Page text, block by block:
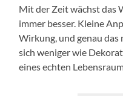
Mit der Zeit wächst das
immer besser. Kleine
Wirkung, und genau das
sich weniger wie
eines echten